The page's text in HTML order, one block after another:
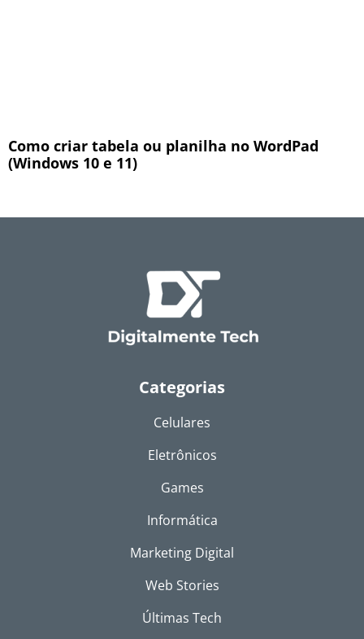
Como criar tabela ou planilha no WordPad
(Windows 10 e 11)
Categorias
Celulares
Eletrônicos
Games
Informática
Marketing Digital
Web Stories
Últimas Tech